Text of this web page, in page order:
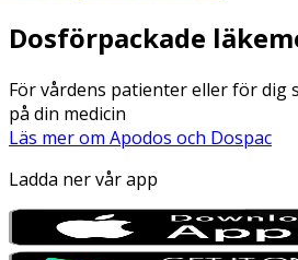
Dosförpackade
För vårdens patienter eller för dig
på din medicin
Läs mer om Apodos och Dospac
Ladda ner vår app